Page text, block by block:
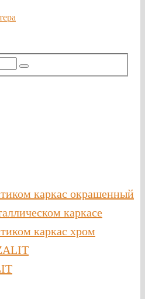
каркас окрашенный
каркасе
каркас хром